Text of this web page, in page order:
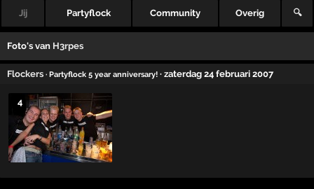
Jij Partyflock Community Overig 🔍
Foto's van H3rpes
Flockers · Partyflock 5 year anniversary! · zaterdag 24 februari 2007
4